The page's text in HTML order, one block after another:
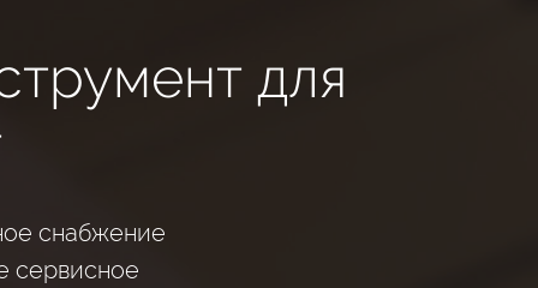
для
снабжение
сервисное